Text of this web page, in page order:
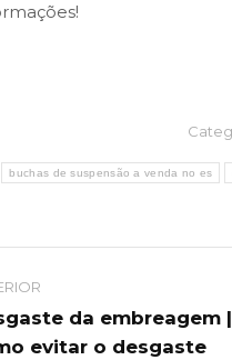
buchas de suspensão a venda no es
da embreagem
evitar o desgaste